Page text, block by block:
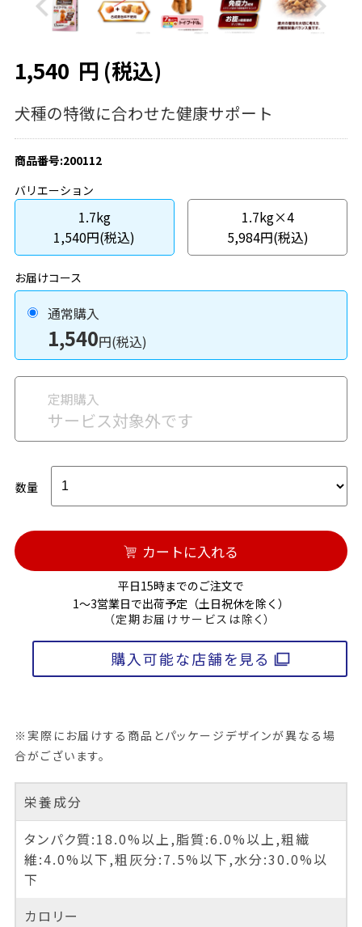
ア
Previous Next
1,540 円 (税込)
犬種の特徴に合わせた健康サポート
商品番号:200112
バリエーション
1.7kg
1,540円(税込)
1.7kg×4
5,984円(税込)
お届けコース
通常購入
1,540円(税込)
定期購入
サービス対象外です
数量
カートに入れる
平日15時までのご注文で
1～3営業日で出荷予定（土日祝休を除く）
（定期お届けサービスは除く）
購入可能な店舗を見る
※実際にお届けする商品とパッケージデザインが異なる場
合がございます。
栄養成分
タンパク質:18.0%以上,脂質:6.0%以上,粗繊
維:4.0%以下,粗灰分:7.5%以下,水分:30.0%以
下
カロリー